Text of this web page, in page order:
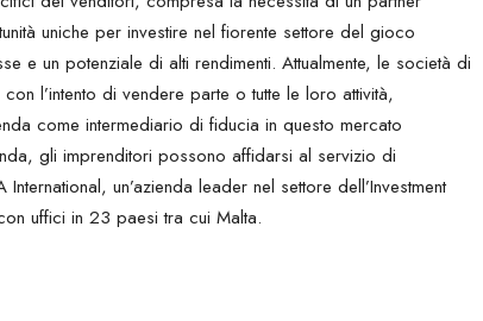
uniche per investire nel fiorente settore del gioco
e un potenziale di alti rendimenti. Attualmente, le società di
l’intento di vendere parte o tutte le loro attività,
come intermediario di fiducia in questo mercato
gli imprenditori possono affidarsi al servizio di
un’azienda leader nel settore dell’Investment
uffici in 23 paesi tra cui Malta.